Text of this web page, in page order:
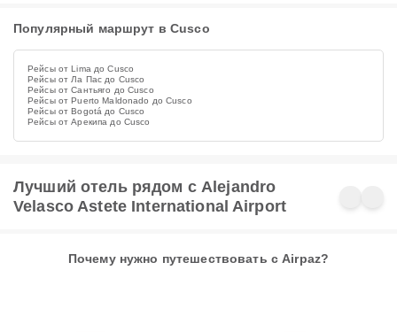
Популярный маршрут в Cusco
Рейсы от Lima до Cusco
Рейсы от Ла Пас до Cusco
Рейсы от Сантьяго до Cusco
Рейсы от Puerto Maldonado до Cusco
Рейсы от Bogotá до Cusco
Рейсы от Арекипа до Cusco
Лучший отель рядом с Alejandro
Velasco Astete International Airport
Почему нужно путешествовать с Airpaz?